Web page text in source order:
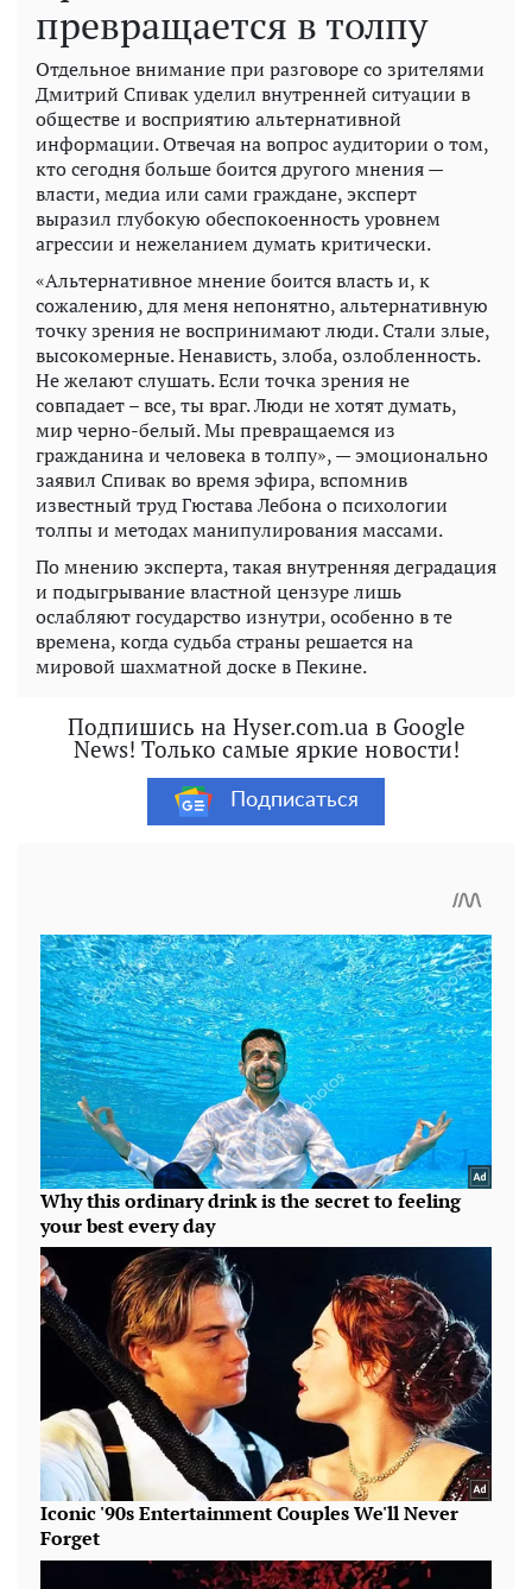
превращается в толпу
Отдельное внимание при разговоре со зрителями
Дмитрий Спивак уделил внутренней ситуации в
обществе и восприятию альтернативной
информации. Отвечая на вопрос аудитории о том,
кто сегодня больше боится другого мнения —
власти, медиа или сами граждане, эксперт
выразил глубокую обеспокоенность уровнем
агрессии и нежеланием думать критически.
«Альтернативное мнение боится власть и, к
сожалению, для меня непонятно, альтернативную
точку зрения не воспринимают люди. Стали злые,
высокомерные. Ненависть, злоба, озлобленность.
Не желают слушать. Если точка зрения не
совпадает – все, ты враг. Люди не хотят думать,
мир черно-белый. Мы превращаемся из
гражданина и человека в толпу», — эмоционально
заявил Спивак во время эфира, вспомнив
известный труд Гюстава Лебона о психологии
толпы и методах манипулирования массами.
По мнению эксперта, такая внутренняя деградация
и подыгрывание властной цензуре лишь
ослабляют государство изнутри, особенно в те
времена, когда судьба страны решается на
мировой шахматной доске в Пекине.
Подпишись на Hyser.com.ua в Google
News! Только самые яркие новости!
Подписаться